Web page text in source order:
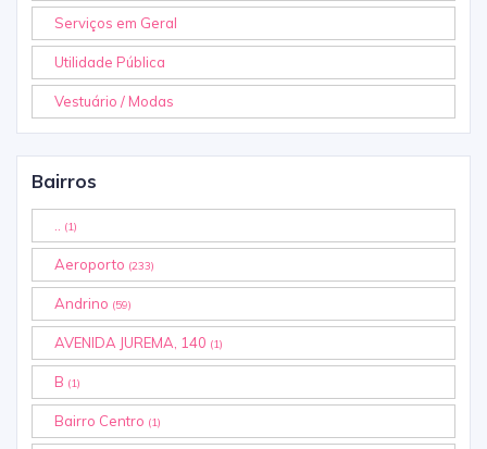
Serviços em Geral
Utilidade Pública
Vestuário / Modas
Bairros
(1)
Aeroporto (233)
Andrino (59)
AVENIDA JUREMA, 140 (1)
B (1)
Bairro Centro (1)